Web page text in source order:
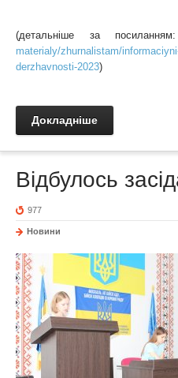
(детальніше за
materialy/zhurnalistam/
derzhavnosti-2023)
Докладніше
Відбулось
977
Новини